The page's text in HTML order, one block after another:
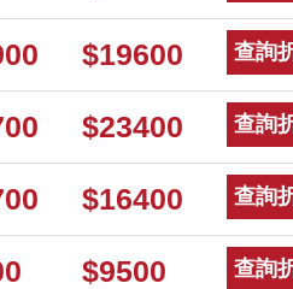
$19600 查詢
$23400 查詢
$16400 查詢
$9500 查詢